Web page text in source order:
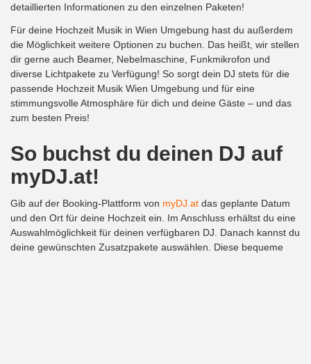
detaillierten Informationen zu den einzelnen Paketen!
Für deine Hochzeit Musik in Wien Umgebung hast du außerdem
die Möglichkeit weitere Optionen zu buchen. Das heißt, wir stellen
dir gerne auch Beamer, Nebelmaschine, Funkmikrofon und
diverse Lichtpakete zu Verfügung! So sorgt dein DJ stets für die
passende Hochzeit Musik Wien Umgebung und für eine
stimmungsvolle Atmosphäre für dich und deine Gäste – und das
zum besten Preis!
So buchst du deinen DJ auf
myDJ.at!
Gib auf der Booking-Plattform von myDJ.at das geplante Datum
und den Ort für deine Hochzeit ein. Im Anschluss erhältst du eine
Auswahlmöglichkeit für deinen verfügbaren DJ. Danach kannst du
deine gewünschten Zusatzpakete auswählen. Diese bequeme